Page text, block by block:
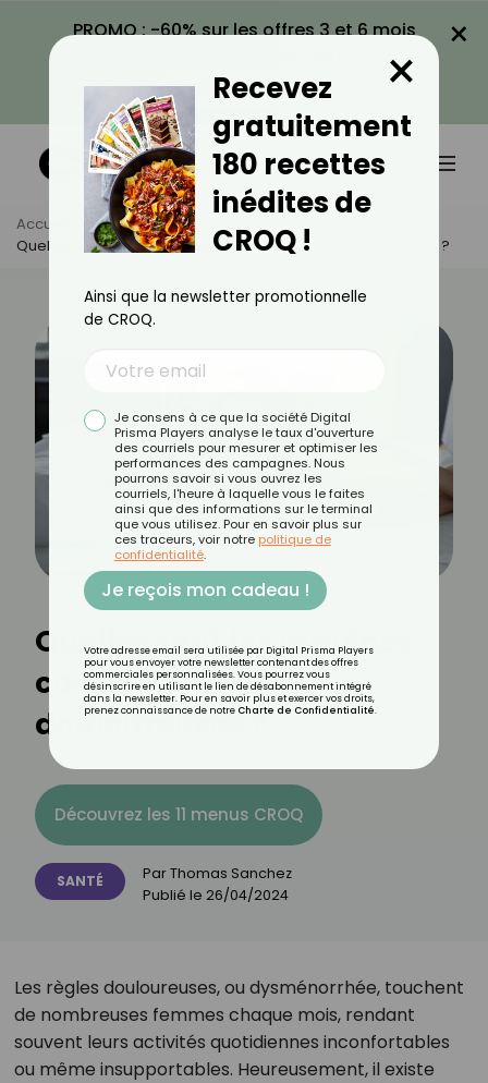
PROMO : -60% sur les offres 3 et 6 mois
VOIR LA PROMO
×
Accueil Actus
Santé
Quelles Sont Les Remèdes Contre Les Règles Douloureuses ?
Quelles sont les remèdes
contre les règles
douloureuses ?
Découvrez les 11 menus CROQ
SANTÉ ParThomas Sanchez
Publié le 26/04/2024
Les règles douloureuses, ou dysménorrhée, touchent
de nombreuses femmes chaque mois, rendant
souvent leurs activités quotidiennes inconfortables
ou même insupportables. Heureusement, il existe
Recevez
gratuitement
180 recettes
inédites de
CROQ !
×
Ainsi que la newsletter promotionnelle
de CROQ.
Je consens à ce que la société Digital
Prisma Players analyse le taux d'ouverture
des courriels pour mesurer et optimiser les
performances des campagnes. Nous
pourrons savoir si vous ouvrez les
courriels, l'heure à laquelle vous le faites
ainsi que des informations sur le terminal
que vous utilisez. Pour en savoir plus sur
ces traceurs, voir notre politique de
confidentialité.
Je reçois mon cadeau !
Votre adresse email sera utilisée par Digital Prisma Players
pour vous envoyer votre newsletter contenant des offres
commerciales personnalisées. Vous pourrez vous
désinscrire en utilisant le lien de désabonnement intégré
dans la newsletter. Pour en savoir plus et exercer vos droits,
prenez connaissance de notre Charte de Confidentialité.